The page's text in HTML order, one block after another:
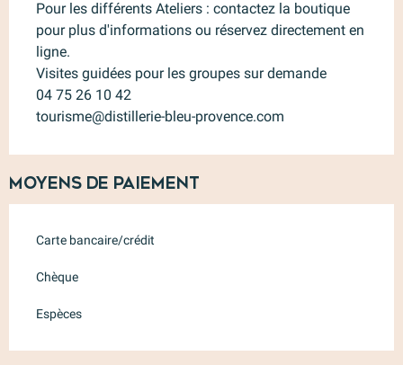
Pour les différents Ateliers : contactez la boutique
pour plus d'informations ou réservez directement en
ligne.
Visites guidées pour les groupes sur demande
04 75 26 10 42
tourisme@distillerie-bleu-provence.com
Moyens de paiement
Carte bancaire/crédit
Chèque
Espèces